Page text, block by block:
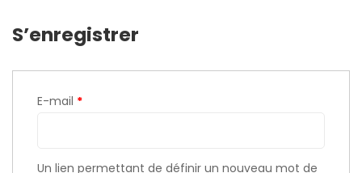
S’enregistrer
E-mail *
Un lien permettant de définir un nouveau mot de